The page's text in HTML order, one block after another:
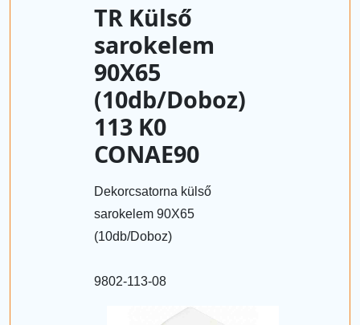
TR Külső
sarokelem
90X65
(10db/Doboz)
113 K0
CONAE90
Dekorcsatorna külső
sarokelem 90X65
(10db/Doboz)
9802-113-08